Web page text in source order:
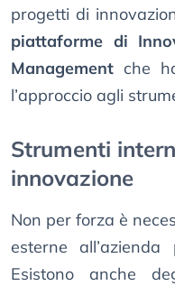
progetti di
piattaforme di
Management che
l’approccio agli
Strumenti
innovazione
Non per forza è
esterne all’azienda
Esistono anche